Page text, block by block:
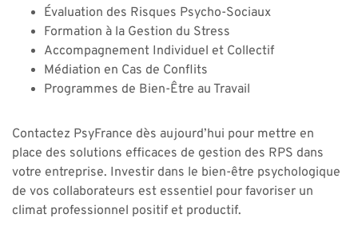
Évaluation des Risques Psycho-Sociaux
Formation à la Gestion du Stress
Accompagnement Individuel et Collectif
Médiation en Cas de Conflits
Programmes de Bien-Être au Travail
Contactez PsyFrance dès aujourd’hui pour mettre en
place des solutions efficaces de gestion des RPS dans
votre entreprise. Investir dans le bien-être psychologique
de vos collaborateurs est essentiel pour favoriser un
climat professionnel positif et productif.